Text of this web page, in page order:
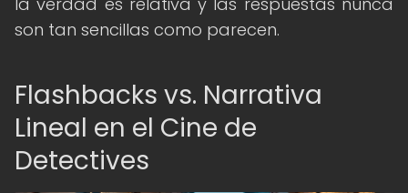
son tan sencillas como parecen.
Flashbacks vs. Narrativa
Lineal en el Cine de
Detectives